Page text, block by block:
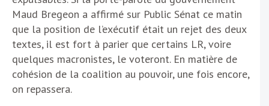
Maud Bregeon a affirmé sur Public Sénat ce matin
que la position de l’exécutif était un rejet des deux
textes, il est fort à parier que certains LR, voire
quelques macronistes, le voteront. En matière de
cohésion de la coalition au pouvoir, une fois encore,
on repassera.